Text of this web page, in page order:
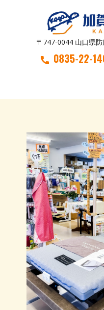
〒747-0044 山口県
0835-22-